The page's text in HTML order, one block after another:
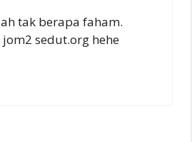
tak berapa faham.
jom2 sedut.org hehe